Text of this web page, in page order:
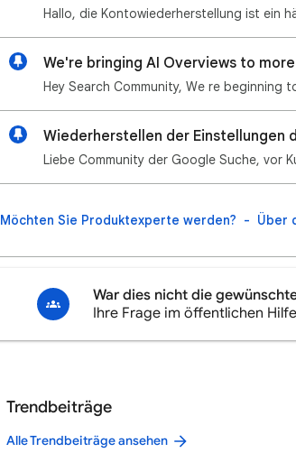
We're bringing AI Overviews to
Wiederherstellen der Einstellungen
Möchten Sie Produktexperte werden? Über
War dies nicht die
Ihre Frage im öffentlichen
Trendbeiträge
Alle Trendbeiträge ansehen